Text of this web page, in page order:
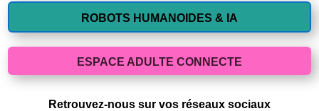
ROBOTS HUMANOIDES & IA
ESPACE ADULTE CONNECTE
Retrouvez-nous sur vos réseaux sociaux